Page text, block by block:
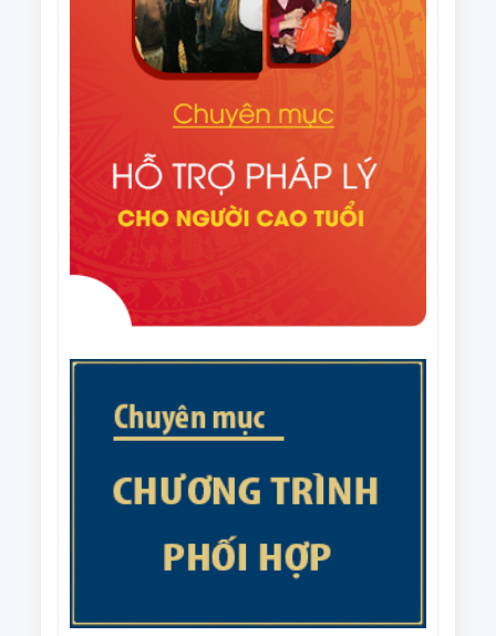
Văn bản số 296/HNCT-VP ngày 14/8/2025 của Ban
Thường vụ Trung ương Hội NCT Việt Nam về việc
người cao tuổi chung tay ủng hộ nhân dân Cuba
Thường vụ Trung ương Hội NCT Việt Nam về việc
liên thế hệ tự giúp nhau đến năm 2035.
Quyết định số 1648/QĐ-TTg ngày 06/8/2025 của
Thủ tướng Chính phủ Phê duyệt Đề án nhân rộng
câu lạc bộ liên thế hệ tự giúp nhau đến năm 2035
Văn bản số 215/CV-HNCT/BCS ngày 31/7/2025 của
việc phối hợp tổ chức Giải cầu lông trung cao tuổi
quốc gia năm 2025.
Văn bản số 187/BTV-HNCT ngày 8/7/2025 của Ban
Thường vụ Trung ương Hội NCT Việt Nam về các